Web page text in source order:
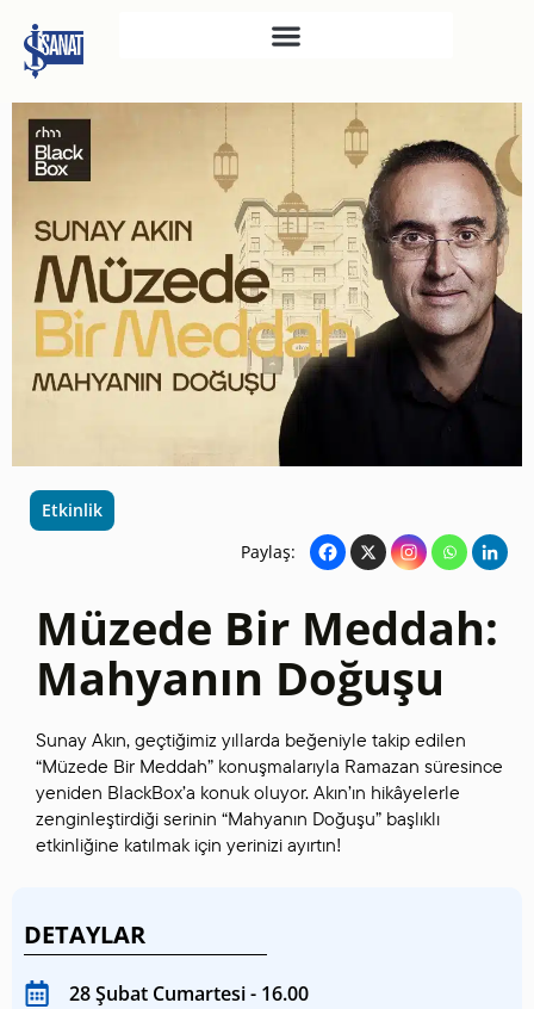
SAHNE SANATLARI
TÜRKIYE İŞ BANKASI
RESIM HEYKEL MÜZESI
TÜRKIYE İŞ BANKASI
MÜZESI
İKTISADI BAĞIMSIZLIK
MÜZESI
ATATÜRK KÜTÜPHANESI
SANAT GALERILERI
KÜLTÜREL MIRASA
DESTEK
Etkinlik
Paylaş:
Müzede Bir Meddah:
Mahyanın Doğuşu
Sunay Akın, geçtiğimiz yıllarda beğeniyle takip edilen
“Müzede Bir Meddah” konuşmalarıyla Ramazan süresince
yeniden BlackBox’a konuk oluyor. Akın’ın hikâyelerle
zenginleştirdiği serinin “Mahyanın Doğuşu” başlıklı
etkinliğine katılmak için yerinizi ayırtın!
DETAYLAR
28 Şubat Cumartesi - 16.00